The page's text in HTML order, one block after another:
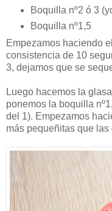
Boquilla nº2 ó 3
Boquilla nº1,5
Empezamos haciendo
consistencia de 10
3, dejamos que se
Luego hacemos la
ponemos la boquilla
del 1). Empezamos
más pequeñitas que las